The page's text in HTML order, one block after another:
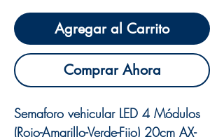
Agregar al Carrito
Comprar Ahora
Semaforo vehicular LED 4 Módulos
(Rojo-Amarillo-Verde-Fijo) 20cm AX-